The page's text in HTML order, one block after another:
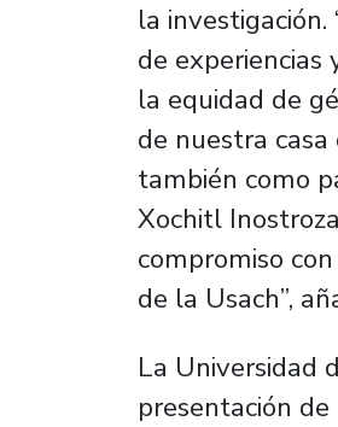
la
de
la equidad de
de nuestra
también como
Xochitl
compromiso
de la Usach”,
La Universidad
presentación